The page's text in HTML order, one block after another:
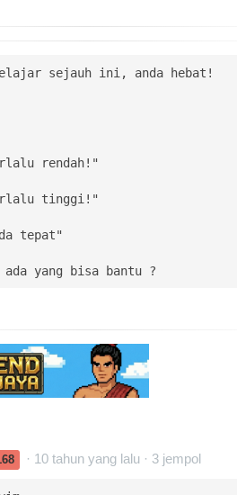
sejauh ini, anda hebat!
yang bisa bantu ?
· 10 tahun yang lalu · 3 jempol